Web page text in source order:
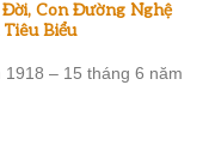
Con Đường Nghệ
Biểu
– 15 tháng 6 năm